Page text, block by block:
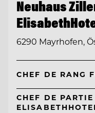
Neuhaus
6290 Mayrhofen,
CHEF DE RANG
CHEF DE PARTIE - SAUCIER IM